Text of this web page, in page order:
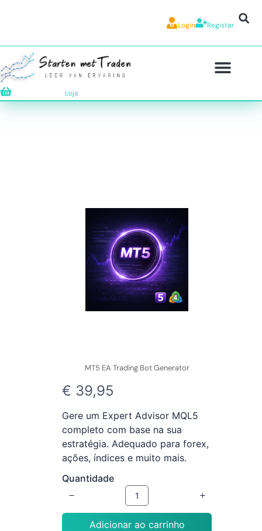
Login Registar
Loja
MT5 EA Trading Bot Generator
A
g
o
r
a
€ 39,95
Gere um Expert Advisor MQL5
completo com base na sua
estratégia. Adequado para forex,
ações, índices e muito mais.
Quantidade
Adicionar ao carrinho